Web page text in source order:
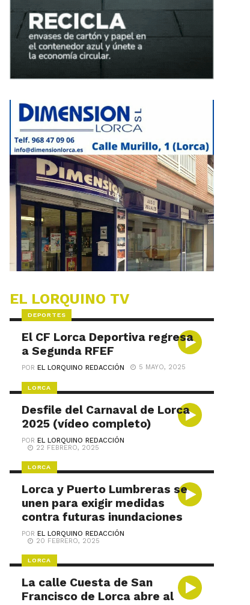
EL LORQUINO TV
DEPORTES
El CF Lorca Deportiva regresa
a Segunda RFEF
POREL LORQUINO REDACCIÓN 5 MAYO, 2025
LORCA
Desfile del Carnaval de Lorca
2025 (vídeo completo)
POREL LORQUINO REDACCIÓN
22 FEBRERO, 2025
LORCA
Lorca y Puerto Lumbreras se
unen para exigir medidas
contra futuras inundaciones
POREL LORQUINO REDACCIÓN
20 FEBRERO, 2025
LORCA
La calle Cuesta de San
Francisco de Lorca abre al